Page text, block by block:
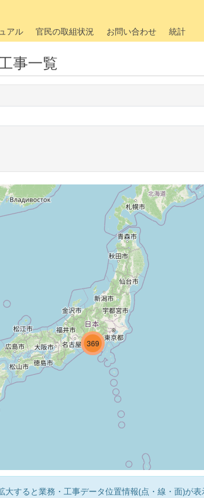
アル 官民の取組状況 お問い合わせ 統計
事一覧
20
326
369
すると業務・工事データ位置情報(点・線・面)が表